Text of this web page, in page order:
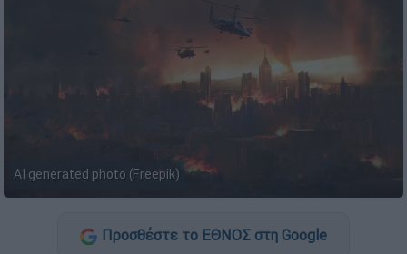
AI generated photo (Freepik)
Προσθέστε το ΕΘΝΟΣ στη Google